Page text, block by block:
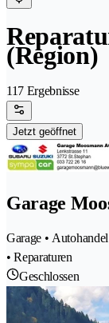
(Region)
117 Ergebnisse
Jetzt geöffnet
Garage
Garage •
• Reparaturen
Geschlossen